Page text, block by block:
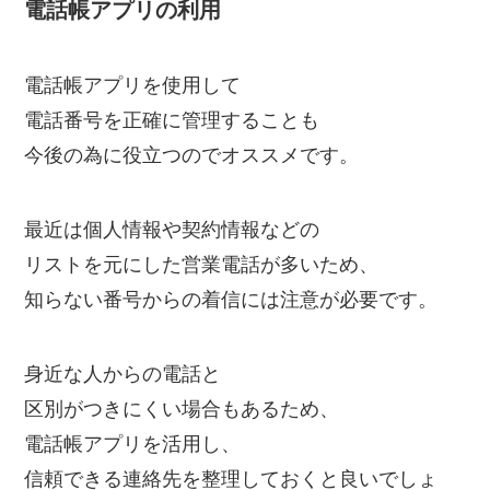
電話帳アプリの利用
電話帳アプリを使用して
電話番号を正確に管理することも
今後の為に役立つのでオススメです。
最近は個人情報や契約情報などの
リストを元にした営業電話が多いため、
知らない番号からの着信には注意が必要です。
身近な人からの電話と
区別がつきにくい場合もあるため、
電話帳アプリを活用し、
信頼できる連絡先を整理しておくと良いでしょ